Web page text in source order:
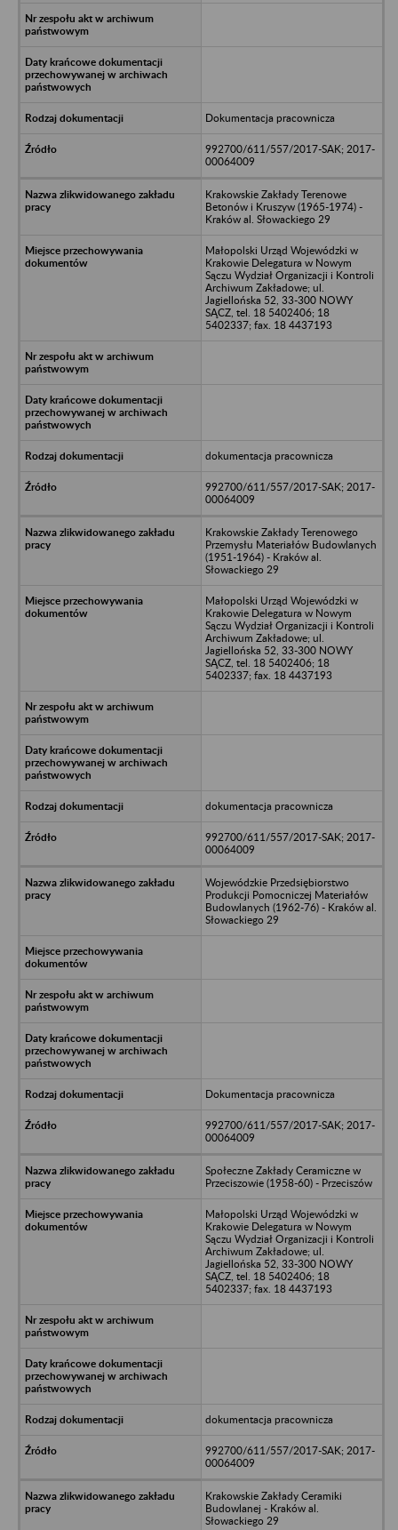
Dokumentacja pracownicza
992700/611/557/2017-SAK; 2017-
00064009
Krakowskie Zakłady Terenowe
Betonów i Kruszyw (1965-1974) -
Kraków al. Słowackiego 29
Małopolski Urząd Wojewódzki w
Krakowie Delegatura w Nowym
Sączu Wydział Organizacji i Kontroli
Archiwum Zakładowe; ul.
Jagiellońska 52, 33-300 NOWY
SĄCZ, tel. 18 5402406; 18
5402337; fax. 18 4437193
dokumentacja pracownicza
992700/611/557/2017-SAK; 2017-
00064009
Krakowskie Zakłady Terenowego
Przemysłu Materiałów Budowlanych
(1951-1964) - Kraków al.
Słowackiego 29
Małopolski Urząd Wojewódzki w
Krakowie Delegatura w Nowym
Sączu Wydział Organizacji i Kontroli
Archiwum Zakładowe; ul.
Jagiellońska 52, 33-300 NOWY
SĄCZ, tel. 18 5402406; 18
5402337; fax. 18 4437193
dokumentacja pracownicza
992700/611/557/2017-SAK; 2017-
00064009
Wojewódzkie Przedsiębiorstwo
Produkcji Pomocniczej Materiałów
Budowlanych (1962-76) - Kraków al.
Słowackiego 29
Dokumentacja pracownicza
992700/611/557/2017-SAK; 2017-
00064009
Społeczne Zakłady Ceramiczne w
Przeciszowie (1958-60) - Przeciszów
Małopolski Urząd Wojewódzki w
Krakowie Delegatura w Nowym
Sączu Wydział Organizacji i Kontroli
Archiwum Zakładowe; ul.
Jagiellońska 52, 33-300 NOWY
SĄCZ, tel. 18 5402406; 18
5402337; fax. 18 4437193
dokumentacja pracownicza
992700/611/557/2017-SAK; 2017-
00064009
Krakowskie Zakłady Ceramiki
Budowlanej - Kraków al.
Słowackiego 29